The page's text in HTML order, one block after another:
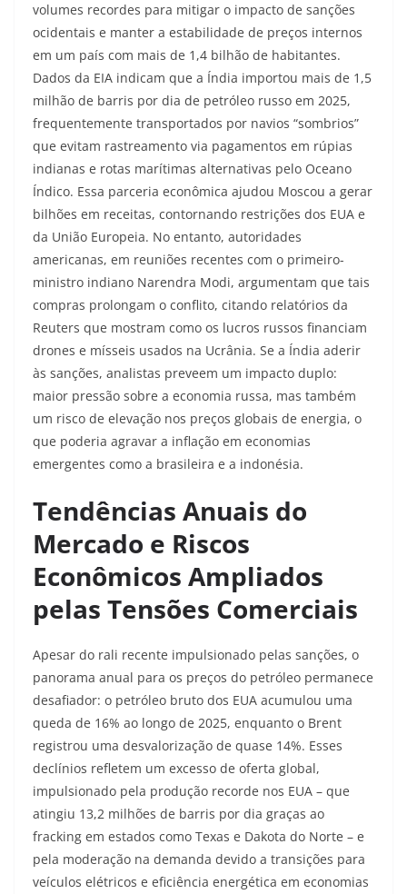
volumes recordes para mitigar o impacto de sanções
ocidentais e manter a estabilidade de preços internos
em um país com mais de 1,4 bilhão de habitantes.
Dados da EIA indicam que a Índia importou mais de 1,5
milhão de barris por dia de petróleo russo em 2025,
frequentemente transportados por navios “sombrios”
que evitam rastreamento via pagamentos em rúpias
indianas e rotas marítimas alternativas pelo Oceano
Índico. Essa parceria econômica ajudou Moscou a gerar
bilhões em receitas, contornando restrições dos EUA e
da União Europeia. No entanto, autoridades
americanas, em reuniões recentes com o primeiro-
ministro indiano Narendra Modi, argumentam que tais
compras prolongam o conflito, citando relatórios da
Reuters que mostram como os lucros russos financiam
drones e mísseis usados na Ucrânia. Se a Índia aderir
às sanções, analistas preveem um impacto duplo:
maior pressão sobre a economia russa, mas também
um risco de elevação nos preços globais de energia, o
que poderia agravar a inflação em economias
emergentes como a brasileira e a indonésia.
Tendências Anuais do
Mercado e Riscos
Econômicos Ampliados
pelas Tensões Comerciais
Apesar do rali recente impulsionado pelas sanções, o
panorama anual para os preços do petróleo permanece
desafiador: o petróleo bruto dos EUA acumulou uma
queda de 16% ao longo de 2025, enquanto o Brent
registrou uma desvalorização de quase 14%. Esses
declínios refletem um excesso de oferta global,
impulsionado pela produção recorde nos EUA – que
atingiu 13,2 milhões de barris por dia graças ao
fracking em estados como Texas e Dakota do Norte – e
pela moderação na demanda devido a transições para
veículos elétricos e eficiência energética em economias